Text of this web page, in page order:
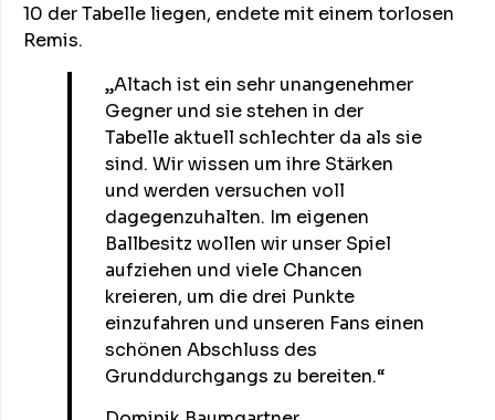
10 der Tabelle liegen, endete mit einem torlosen
Remis.
„Altach ist ein sehr unangenehmer
Gegner und sie stehen in der
Tabelle aktuell schlechter da als sie
sind. Wir wissen um ihre Stärken
und werden versuchen voll
dagegenzuhalten. Im eigenen
Ballbesitz wollen wir unser Spiel
aufziehen und viele Chancen
kreieren, um die drei Punkte
einzufahren und unseren Fans einen
schönen Abschluss des
Grunddurchgangs zu bereiten.“